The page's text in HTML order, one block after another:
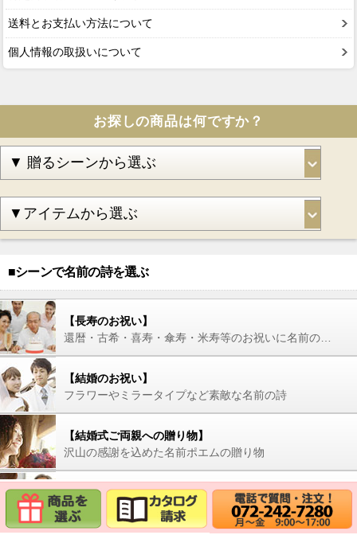
送料とお支払い方法について
個人情報の取扱いについて
お探しの商品は何ですか？
■シーンで名前の詩を選ぶ
【長寿のお祝い】
還暦・古希・喜寿・傘寿・米寿等のお祝いに名前の詩を
【結婚のお祝い】
フラワーやミラータイプなど素敵な名前の詩
【結婚式ご両親への贈り物】
沢山の感謝を込めた名前ポエムの贈り物
【退職・転勤のお祝い】
人生の転機に感謝の名前ポエムを